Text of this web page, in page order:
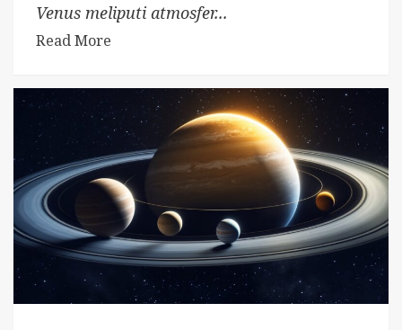
Venus meliputi atmosfer...
Read More